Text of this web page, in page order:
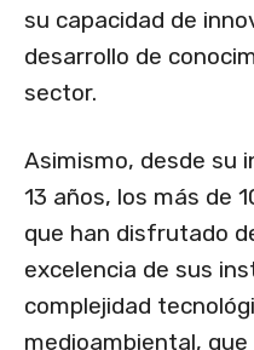
su capacidad de
desarrollo de
sector.
Asimismo, desde su
13 años, los más de
que han disfrutado
excelencia de sus
complejidad
medioambiental,